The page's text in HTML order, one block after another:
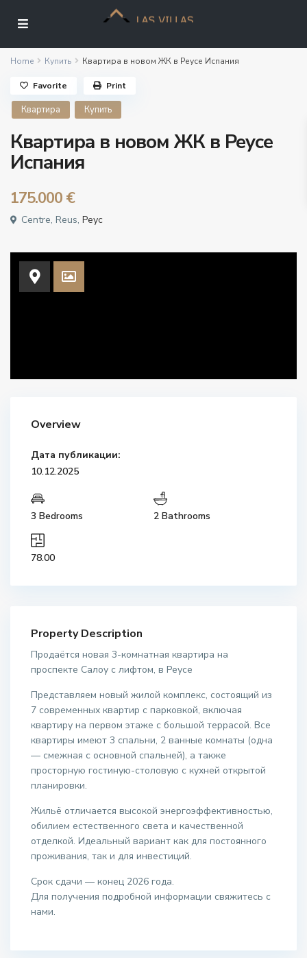
Home Купить Квартира в новом ЖК в Реусе Испания
Квартира Купить
Квартира в новом ЖК в Реусе
Испания
175.000 €
Centre, Reus,Реус
Favorite Print
Overview
Дата публикации:
10.12.2025
3 Bedrooms 2 Bathrooms
78.00
Property Description
Продаётся новая 3-комнатная квартира на
проспекте Салоу с лифтом, в Реусе
Представляем новый жилой комплекс, состоящий из
7 современных квартир с парковкой, включая
квартиру на первом этаже с большой террасой. Все
квартиры имеют 3 спальни, 2 ванные комнаты (одна
— смежная с основной спальней), а также
просторную гостиную-столовую с кухней открытой
планировки.
Жильё отличается высокой энергоэффективностью,
обилием естественного света и качественной
отделкой. Идеальный вариант как для постоянного
проживания, так и для инвестиций.
Срок сдачи — конец 2026 года.
Для получения подробной информации свяжитесь с
нами.